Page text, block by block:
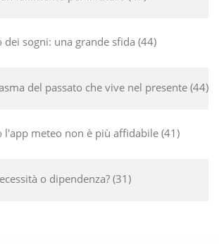
dei sogni: una grande sfida 44
del passato che vive nel presente 44
l'app meteo non è più affidabile 41
o dipendenza? 31